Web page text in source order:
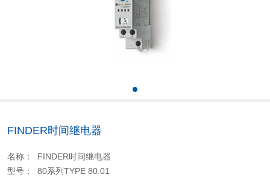
FINDER时间继电器
名称： FINDER时间继电器
型号： 80系列TYPE 80.01